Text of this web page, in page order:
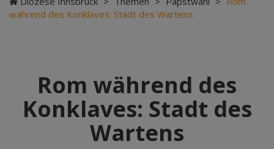
während des Konklaves: Stadt des Wartens
Rom während des
Konklaves: Stadt des
Wartens